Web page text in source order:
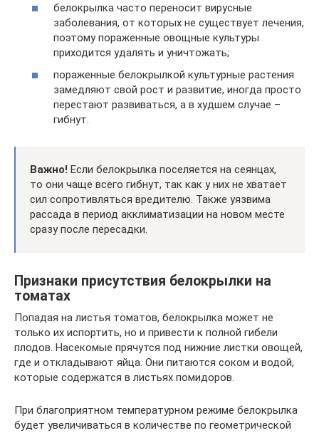
белокрылка часто переносит вирусные
заболевания, от которых не существует лечения,
поэтому пораженные овощные культуры
приходится удалять и уничтожать;
пораженные белокрылкой культурные растения
замедляют свой рост и развитие, иногда просто
перестают развиваться, а в худшем случае –
гибнут.
Важно! Если белокрылка поселяется на сеянцах,
то они чаще всего гибнут, так как у них не хватает
сил сопротивляться вредителю. Также уязвима
рассада в период акклиматизации на новом месте
сразу после пересадки.
Признаки присутствия белокрылки на
томатах
Попадая на листья томатов, белокрылка может не
только их испортить, но и привести к полной гибели
плодов. Насекомые прячутся под нижние листки овощей,
где и откладывают яйца. Они питаются соком и водой,
которые содержатся в листьях помидоров.
При благоприятном температурном режиме белокрылка
будет увеличиваться в количестве по геометрической